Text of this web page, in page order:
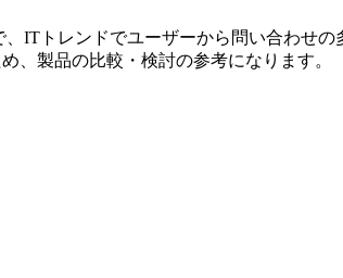
ITトレンドでユーザーから問い合わせ
、製品の比較・検討の参考になります。